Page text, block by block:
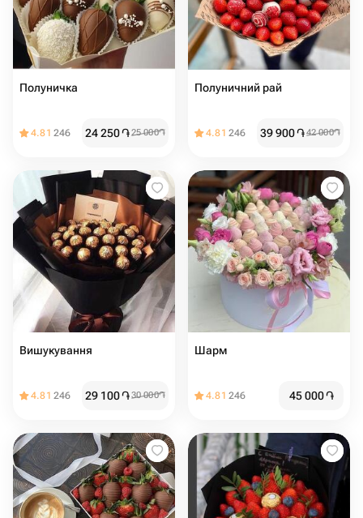
Полуничка
4.81 246 24 250֏25 000֏
Полуничний рай
4.81 246 39 900֏42 000֏
Вишукування
4.81 246 29 100֏30 000֏
Шарм
4.81 246 45 000֏